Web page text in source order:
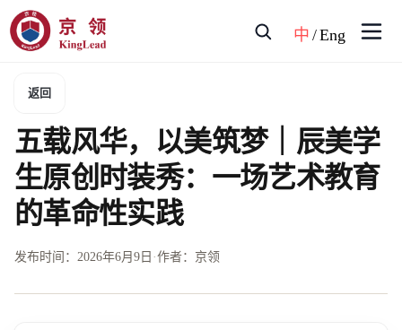
中 /Eng
返回
五载风华，以美筑梦｜辰美学
生原创时装秀：一场艺术教育
的革命性实践
发布时间： 2026年6月9日 ·作者：京领